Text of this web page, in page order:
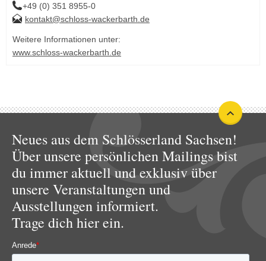
+49 (0) 351 8955-0
kontakt@schloss-wackerbarth.de
Weitere Informationen unter:
www.schloss-wackerbarth.de
Neues aus dem Schlösserland Sachsen!
Über unsere persönlichen Mailings bist
du immer aktuell und exklusiv über
unsere Veranstaltungen und
Ausstellungen informiert.
Trage dich hier ein.